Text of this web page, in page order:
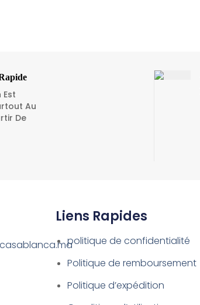
Est
Au
De
Liens Rapides
politique de confidentialité
Politique de remboursement
Politique d’expédition